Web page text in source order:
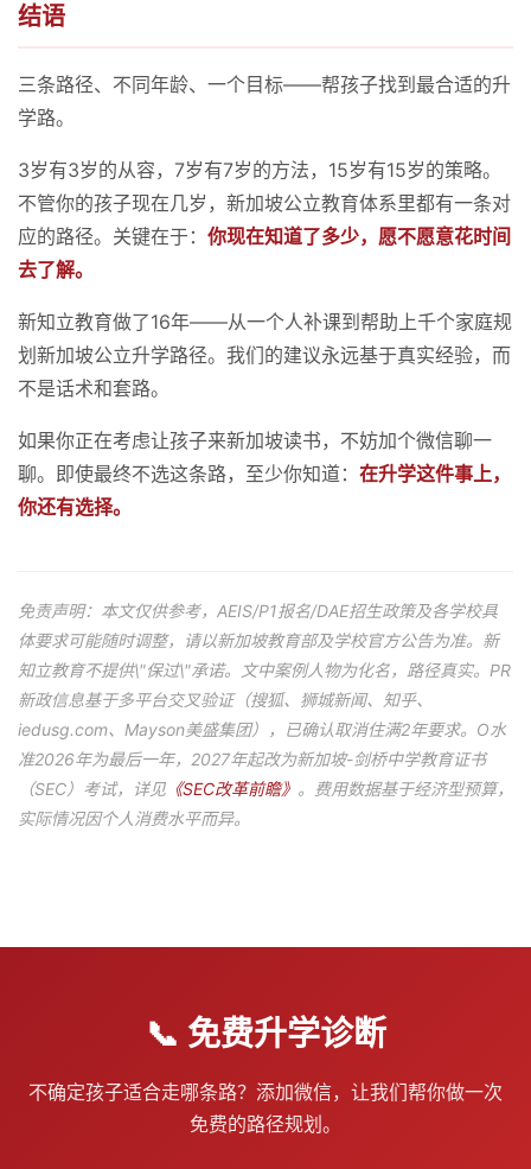
结语
三条路径、不同年龄、一个目标——帮孩子找到最合适的升
学路。
3岁有3岁的从容，7岁有7岁的方法，15岁有15岁的策略。
不管你的孩子现在几岁，新加坡公立教育体系里都有一条对
应的路径。关键在于： 你现在知道了多少，愿不愿意花时间
去了解。
新知立教育做了16年——从一个人补课到帮助上千个家庭规
划新加坡公立升学路径。我们的建议永远基于真实经验，而
不是话术和套路。
如果你正在考虑让孩子来新加坡读书，不妨加个微信聊一
聊。即使最终不选这条路，至少你知道： 在升学这件事上，
你还有选择。
免责声明：本文仅供参考，AEIS/P1报名/DAE招生政策及各学校具
体要求可能随时调整，请以新加坡教育部及学校官方公告为准。新
知立教育不提供\"保过\"承诺。文中案例人物为化名，路径真实。PR
新政信息基于多平台交叉验证（搜狐、狮城新闻、知乎、
iedusg.com、Mayson美盛集团），已确认取消住满2年要求。O水
准2026年为最后一年，2027年起改为新加坡-剑桥中学教育证书
（SEC）考试，详见 《SEC改革前瞻》 。费用数据基于经济型预算，
实际情况因个人消费水平而异。
📞 免费升学诊断
不确定孩子适合走哪条路？添加微信，让我们帮你做一次
免费的路径规划。